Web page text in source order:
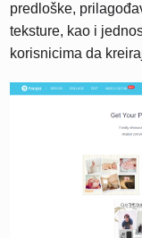
predloške,
teksture, kao i
korisnicima da